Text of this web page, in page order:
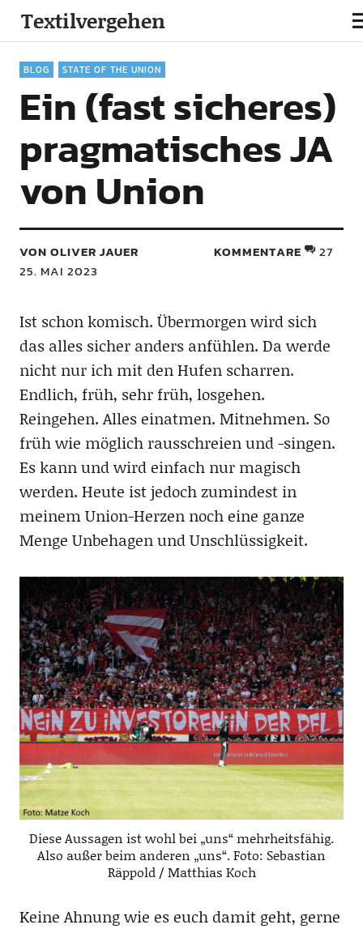
Textilvergehen
BLOG STATE OF THE UNION
Ein (fast sicheres)
pragmatisches JA
von Union
VON OLIVER JAUER
25. MAI 2023
KOMMENTARE 27
Ist schon komisch. Übermorgen wird sich
das alles sicher anders anfühlen. Da werde
nicht nur ich mit den Hufen scharren.
Endlich, früh, sehr früh, losgehen.
Reingehen. Alles einatmen. Mitnehmen. So
früh wie möglich rausschreien und -singen.
Es kann und wird einfach nur magisch
werden. Heute ist jedoch zumindest in
meinem Union-Herzen noch eine ganze
Menge Unbehagen und Unschlüssigkeit.
Diese Aussagen ist wohl bei „uns“ mehrheitsfähig.
Also außer beim anderen „uns“. Foto: Sebastian
Räppold / Matthias Koch
Keine Ahnung wie es euch damit geht, gerne